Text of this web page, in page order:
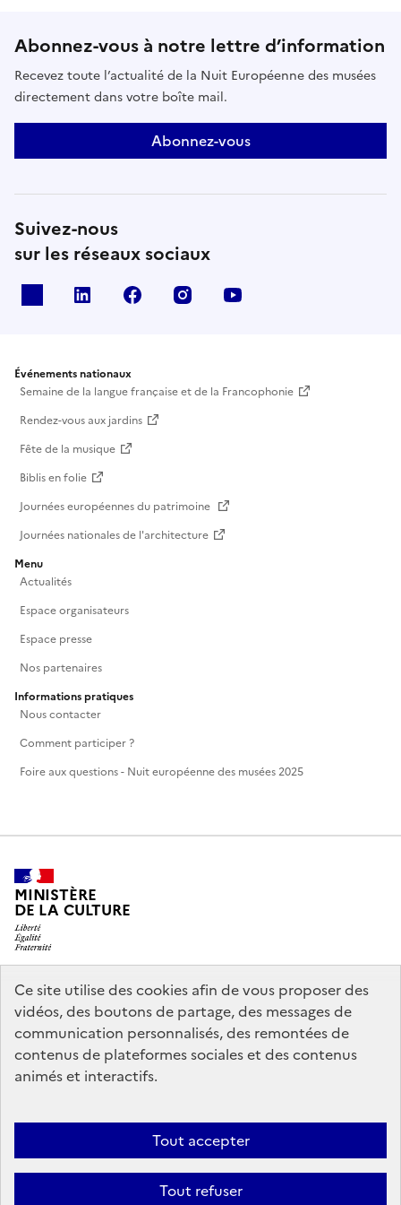
Ce site utilise des cookies afin de vous proposer des
vidéos, des boutons de partage, des messages de
communication personnalisés, des remontées de
contenus de plateformes sociales et des contenus
animés et interactifs.
Tout accepter
Tout refuser
Abonnez-vous à notre lettre d’information
Recevez toute l’actualité de la Nuit Européenne des musées
directement dans votre boîte mail.
Abonnez-vous
Suivez-nous
sur les réseaux sociaux
Linkedin Facebook Instagram
Événements nationaux
Semaine de la langue française et de la Francophonie
Rendez-vous aux jardins
Fête de la musique
Biblis en folie
Journées européennes du patrimoine
Journées nationales de l'architecture
Menu
Actualités
Espace organisateurs
Espace presse
Nos partenaires
Informations pratiques
Nous contacter
Comment participer ?
Foire aux questions - Nuit européenne des musées 2025
MINISTÈRE
DE LA CULTURE
legifrance.gouv.fr
info.gouv.fr
service-public.gouv.fr
data.gouv.fr
Crédits Accessibilité : partiellement conforme
Mentions légales
Politique d’utilisation des témoins de connexion (cookies)
générale de protection des données